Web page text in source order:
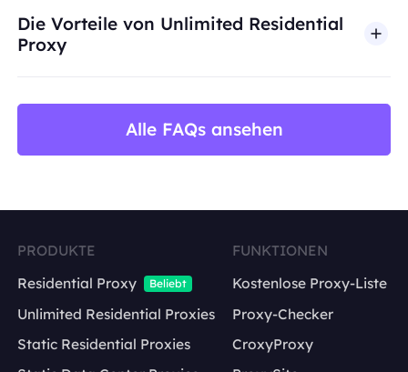
Die Vorteile von Unlimited Residential
Proxy
Alle FAQs ansehen
PRODUKTE
Residential Proxy
Beliebt
Unlimited Residential Proxies
Static Residential Proxies
FUNKTIONEN
Kostenlose Proxy-Liste
Proxy-Checker
CroxyProxy